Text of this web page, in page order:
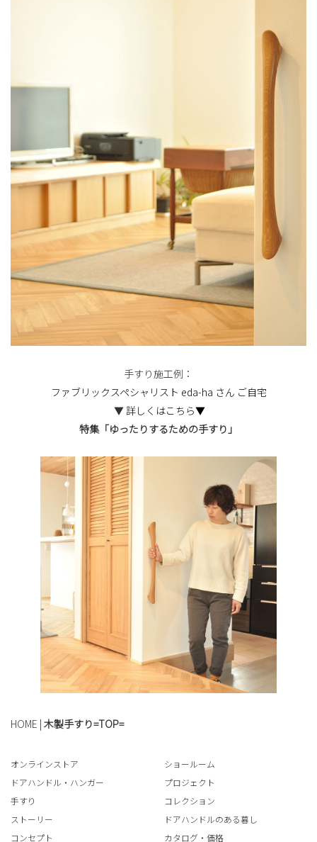
手すり施工例：
ファブリックスペシャリスト eda-ha さん ご自宅
▼詳しくはこちら▼
特集「ゆったりするための手すり」
HOME | 木製手すり=TOP=
オンラインストア
ドアハンドル・ハンガー
手すり
ストーリー
コンセプト
ショールーム
プロジェクト
コレクション
ドアハンドルのある暮し
カタログ・価格